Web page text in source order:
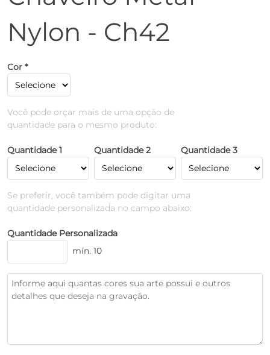
Nylon - Ch42
Cor *
Você pode orçar mais de uma opção de
quantidade para o mesmo produto:
Quantidade 1 Quantidade 2 Quantidade 3
Se preferir, você também pode digitar uma
quantidade personalizada no campo abaixo:
Quantidade Personalizada
mín. 10